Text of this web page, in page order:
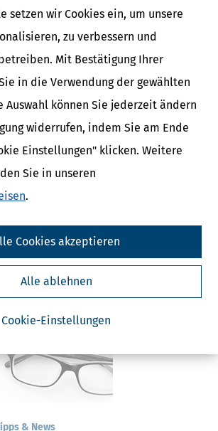
setzen wir Cookies ein, um unsere
zu verbessern und
Mit Bestätigung Ihrer
in die Verwendung der gewählten
Auswahl können Sie jederzeit ändern
widerrufen, indem Sie am Ende
Einstellungen" klicken. Weitere
Sie in unseren
.
Cookie-Einstellungen
Alle ablehnen
Cookies akzeptieren
& Schenken
& News